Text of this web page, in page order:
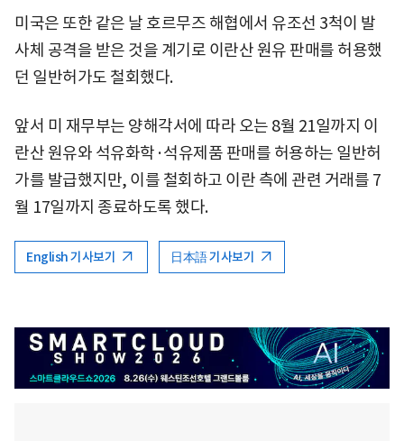
미국은 또한 같은 날 호르무즈 해협에서 유조선 3척이 발
사체 공격을 받은 것을 계기로 이란산 원유 판매를 허용했
던 일반허가도 철회했다.
앞서 미 재무부는 양해각서에 따라 오는 8월 21일까지 이
란산 원유와 석유화학·석유제품 판매를 허용하는 일반허
가를 발급했지만, 이를 철회하고 이란 측에 관련 거래를 7
월 17일까지 종료하도록 했다.
English 기사보기 日本語 기사보기